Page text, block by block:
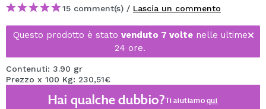
15 comment(s) / Lascia un commento
Questo prodotto è stato venduto 7 voltenelle ultime
24 ore.
Contenuti: 3.90 gr
Prezzo x 100 Kg: 230,51€
Hai qualche dubbio?Ti aiutiamoqui